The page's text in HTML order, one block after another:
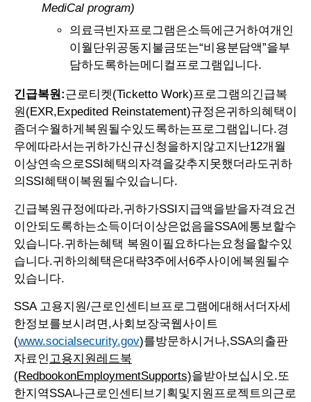
MediCal program)
의료극빈자프로그램은소득에근거하여개인
이월단위공동지불금또는“비용분담액”을부
담하도록하는메디컬프로그램입니다.
긴급복원:근로티켓(Ticketto Work)프로그램의긴급복
원(EXR,Expedited Reinstatement)규정은귀하의혜택이
좀더수월하게복원될수있도록하는프로그램입니다.경
우에따라서는귀하가신규신청을하지않고지난12개월
이상연속으로SSI혜택의자격을갖추지못했더라도귀하
의SSI혜택이복원될수있습니다.
긴급복원규정에따라,귀하가SSI지급액을받을자격요건
이안되도록하는소득이더이상은없음을SSA에통보할수
있습니다.귀하는혜택 복원이필요하다는요청을할수있
습니다.귀하의혜택은대략3주에서6주사이에복원될수
있습니다.
SSA 고용지원/근로인센티브프로그램에대해서더자세
한정보를보시려면,사회보장국웹사이트
(www.socialsecurity.gov)를방문하시거나,SSA의출판
자료인고용지원레드북
(RedbookonEmploymentSupports)을받아보십시오.또
한지역SSA나근로인센티브기획및지원프로젝트의근로